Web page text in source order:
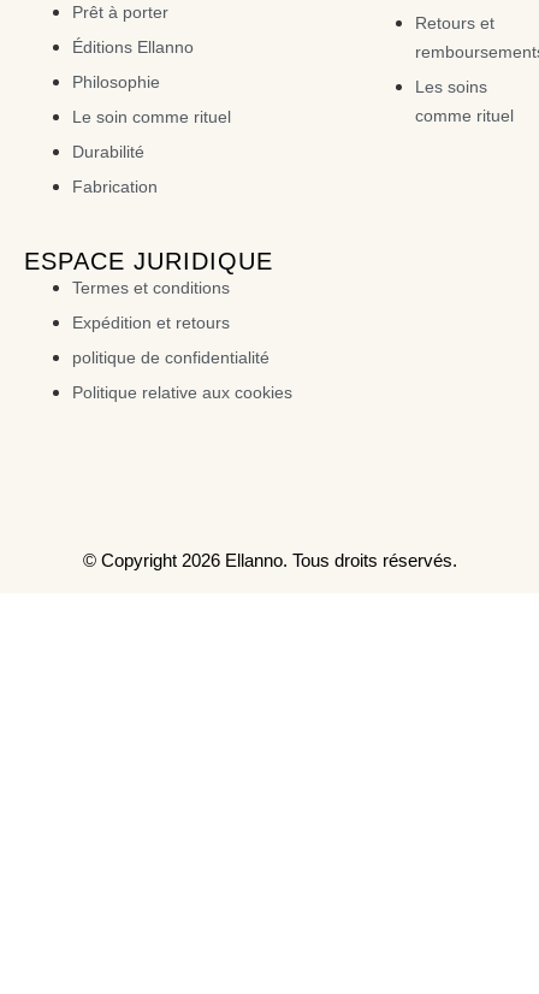
Prêt à porter
Éditions Ellanno
Philosophie
Le soin comme rituel
Durabilité
Fabrication
Retours et
Les soins
comme rituel
ESPACE JURIDIQUE
Termes et conditions
Expédition et retours
politique de confidentialité
Politique relative aux cookies
© Copyright 2026 Ellanno. Tous droits réservés.